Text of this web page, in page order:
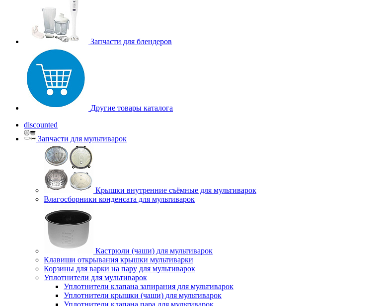
Запчасти для блендеров
Другие товары каталога
discounted
Запчасти для мультиварок
Крышки внутренние съёмные для мультиварок
Влагосборники конденсата для мультиварок
Кастрюли (чаши) для мультиварок
Клавиши открывания крышки мультиварки
Корзины для варки на пару для мультиварок
Уплотнители для мультиварок
Уплотнители клапана запирания для мультиварок
Уплотнители крышки (чаши) для мультиварок
Уплотнители клапана пара для мультиварок